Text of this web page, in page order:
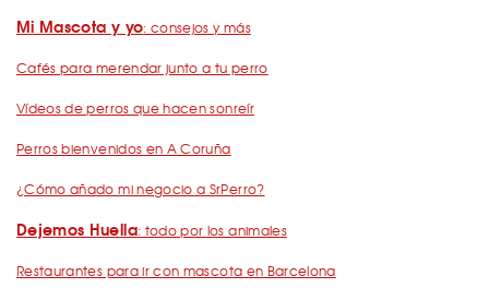
Mi Mascota y yo: consejos y más
Cafés para merendar junto a tu perro
Vídeos de perros que hacen sonreír
Perros bienvenidos en A Coruña
¿Cómo añado mi negocio a SrPerro?
Dejemos Huella: todo por los animales
Restaurantes para ir con mascota en Barcelona